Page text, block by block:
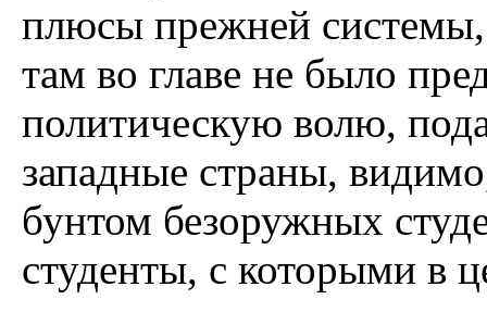
плюсы прежней
там во главе не было
политическую волю,
западные страны,
бунтом безоружных
студенты, с которыми в